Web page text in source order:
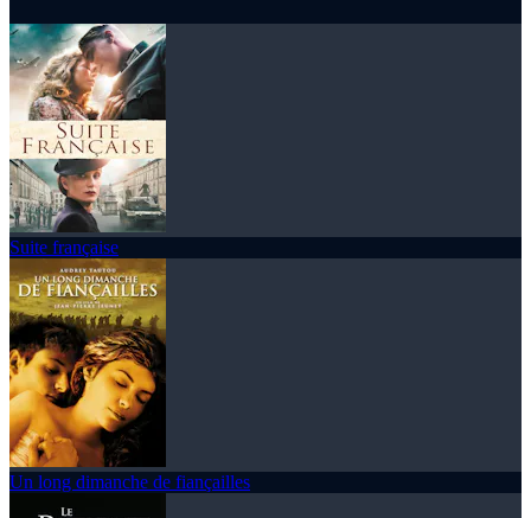
Suite française
Un long dimanche de fiançailles